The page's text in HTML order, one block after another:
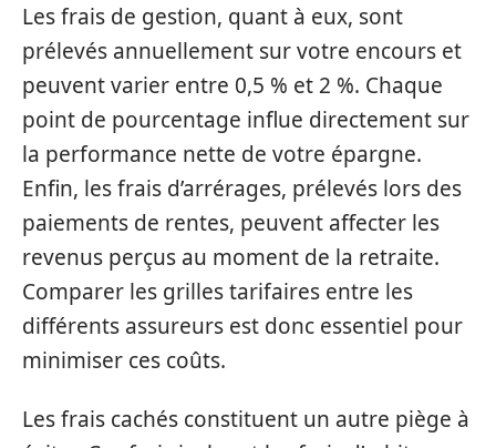
Les frais de gestion, quant à eux, sont
prélevés annuellement sur votre encours et
peuvent varier entre 0,5 % et 2 %. Chaque
point de pourcentage influe directement sur
la performance nette de votre épargne.
Enfin, les frais d’arrérages, prélevés lors des
paiements de rentes, peuvent affecter les
revenus perçus au moment de la retraite.
Comparer les grilles tarifaires entre les
différents assureurs est donc essentiel pour
minimiser ces coûts.
Les frais cachés constituent un autre piège à